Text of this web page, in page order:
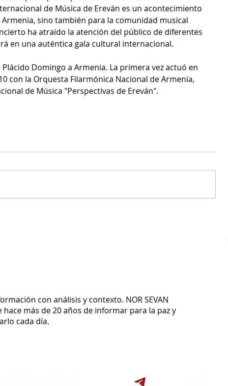
de Música de Ereván es un acontecimiento
sino también para la comunidad musical
ha atraído la atención del público de diferentes
en una auténtica gala cultural internacional.
Domingo a Armenia. La primera vez actuó en
con la Orquesta Filarmónica Nacional de Armenia,
de Música "Perspectivas de Ereván".
con análisis y contexto. NOR SEVAN
más de 20 años de informar para la paz y
cada día.